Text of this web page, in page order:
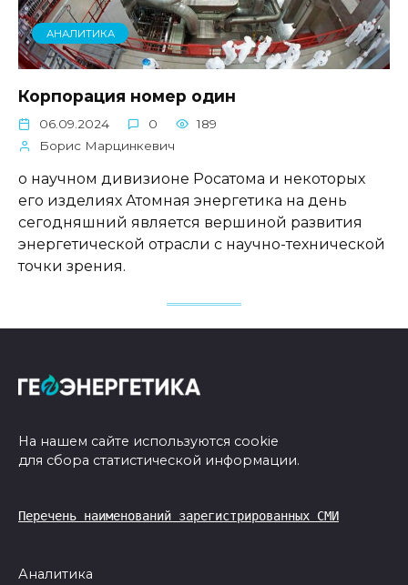
АНАЛИТИКА
Корпорация номер один
06.09.2024 0
189
Борис Марцинкевич
о научном дивизионе Росатома и некоторых
его изделиях Атомная энергетика на день
сегодняшний является вершиной развития
энергетической отрасли с научно-технической
точки зрения.
На нашем сайте используются cookie
для сбора статистической информации.
Перечень наименований зарегистрированных СМИ
Аналитика